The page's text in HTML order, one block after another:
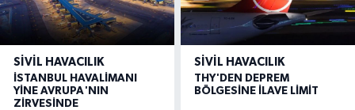
SIVIL HAVACILIK
İSTANBUL HAVALİMANI
YİNE AVRUPA'NIN
ZİRVESİNDE
SIVIL HAVACILIK
THY'DEN DEPREM
BÖLGESİNE İLAVE LİMİT